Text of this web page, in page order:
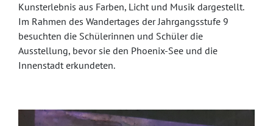
Kunsterlebnis aus Farben, Licht und Musik dargestellt.
Im Rahmen des Wandertages der Jahrgangsstufe 9
besuchten die Schülerinnen und Schüler die
Ausstellung, bevor sie den Phoenix-See und die
Innenstadt erkundeten.